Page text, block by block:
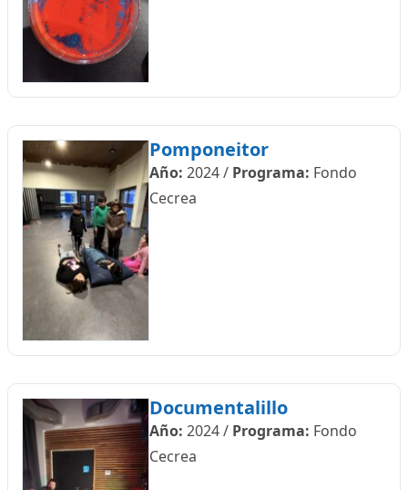
Pomponeitor
Año: 2024/ Programa: Fondo
Cecrea
Documentalillo
Año: 2024/ Programa: Fondo
Cecrea